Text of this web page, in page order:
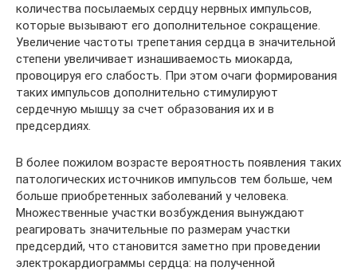
количества посылаемых сердцу нервных импульсов,
которые вызывают его дополнительное сокращение.
Увеличение частоты трепетания сердца в значительной
степени увеличивает изнашиваемость миокарда,
провоцируя его слабость. При этом очаги формирования
таких импульсов дополнительно стимулируют
сердечную мышцу за счет образования их и в
предсердиях.
В более пожилом возрасте вероятность появления таких
патологических источников импульсов тем больше, чем
больше приобретенных заболеваний у человека.
Множественные участки возбуждения вынуждают
реагировать значительные по размерам участки
предсердий, что становится заметно при проведении
электрокардиограммы сердца: на полученной